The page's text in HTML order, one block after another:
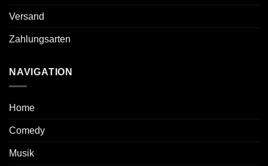
Versand
Zahlungsarten
NAVIGATION
Home
Comedy
Musik